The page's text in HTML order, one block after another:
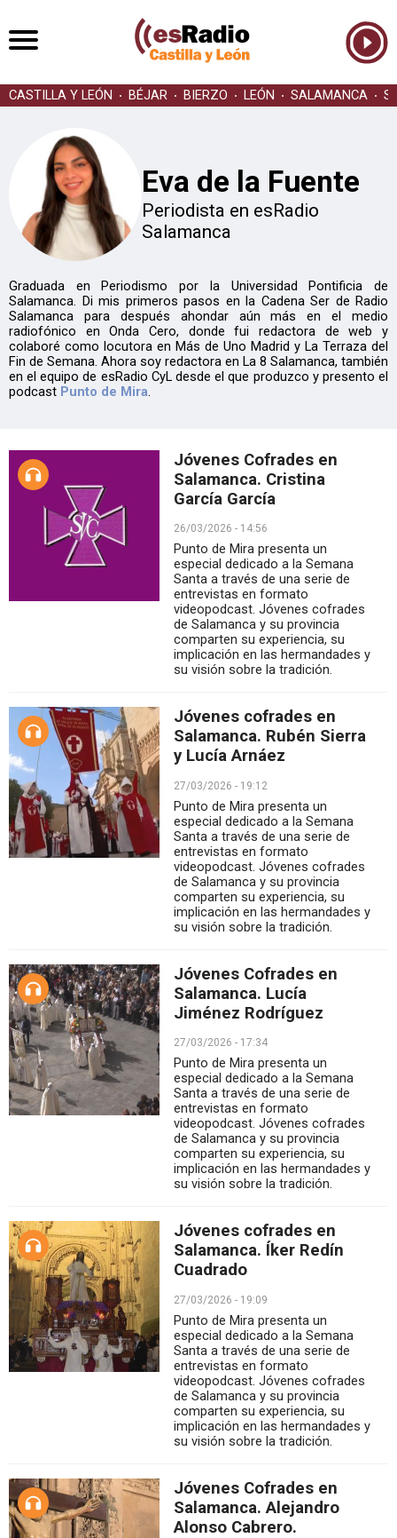
CASTILLA Y LEÓN BÉJAR BIERZO LEÓN SALAMANCA
Eva de la Fuente
Periodista en esRadio
Salamanca
Graduada en Periodismo por la Universidad Pontificia de
Salamanca. Di mis primeros pasos en la Cadena Ser de Radio
Salamanca para después ahondar aún más en el medio
radiofónico en Onda Cero, donde fui redactora de web y
colaboré como locutora en Más de Uno Madrid y La Terraza del
Fin de Semana. Ahora soy redactora en La 8 Salamanca, también
en el equipo de esRadio CyL desde el que produzco y presento el
podcast Punto de Mira.
Jóvenes Cofrades en
Salamanca. Cristina
García García
26/03/2026 - 14:56
Punto de Mira presenta un
especial dedicado a la Semana
Santa a través de una serie de
entrevistas en formato
videopodcast. Jóvenes cofrades
de Salamanca y su provincia
comparten su experiencia, su
implicación en las hermandades y
su visión sobre la tradición.
Jóvenes cofrades en
Salamanca. Rubén Sierra
y Lucía Arnáez
27/03/2026 - 19:12
Punto de Mira presenta un
especial dedicado a la Semana
Santa a través de una serie de
entrevistas en formato
videopodcast. Jóvenes cofrades
de Salamanca y su provincia
comparten su experiencia, su
implicación en las hermandades y
su visión sobre la tradición.
Jóvenes Cofrades en
Salamanca. Lucía
Jiménez Rodríguez
27/03/2026 - 17:34
Punto de Mira presenta un
especial dedicado a la Semana
Santa a través de una serie de
entrevistas en formato
videopodcast. Jóvenes cofrades
de Salamanca y su provincia
comparten su experiencia, su
implicación en las hermandades y
su visión sobre la tradición.
Jóvenes cofrades en
Salamanca. Íker Redín
Cuadrado
27/03/2026 - 19:09
Punto de Mira presenta un
especial dedicado a la Semana
Santa a través de una serie de
entrevistas en formato
videopodcast. Jóvenes cofrades
de Salamanca y su provincia
comparten su experiencia, su
implicación en las hermandades y
su visión sobre la tradición.
Jóvenes Cofrades en
Salamanca. Alejandro
Alonso Cabrero.